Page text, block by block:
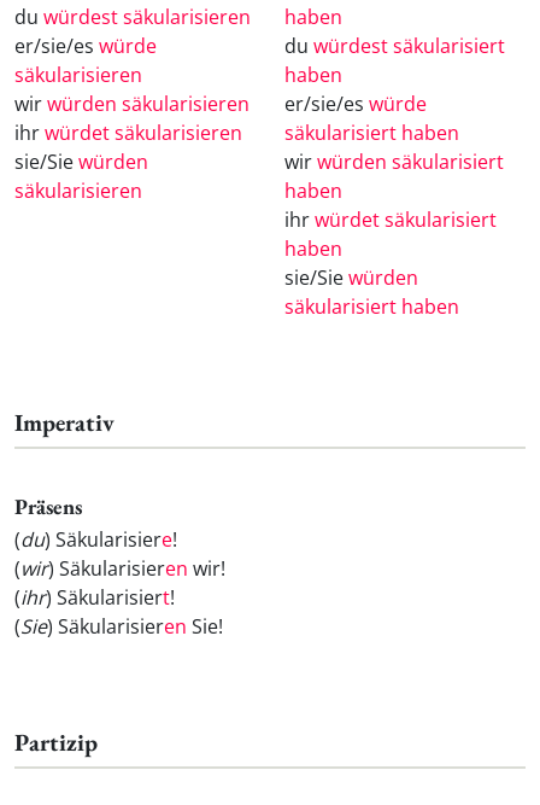
du würdest säkularisieren
er/sie/es würde
säkularisieren
wirwürden säkularisieren
ihrwürdet säkularisieren
sie/Siewürden
säkularisieren
haben
du würdest säkularisiert
haben
er/sie/es würde
säkularisiert haben
wirwürden säkularisiert
haben
ihrwürdet säkularisiert
haben
sie/Siewürden
säkularisiert haben
Imperativ
Präsens
(du) Säkularisiere!
(wir) Säkularisieren wir!
(ihr) Säkularisiert!
(Sie) Säkularisieren Sie!
Partizip